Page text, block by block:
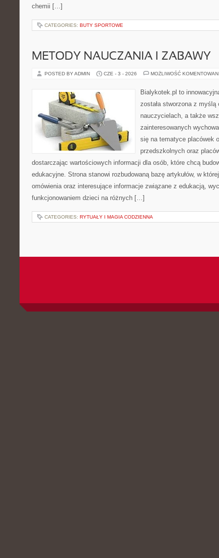
chemii […]
CATEGORIES: BUTY SPORTOWE
METODY NAUCZANIA I ZABAWY
POSTED BY ADMIN CZE - 3 - 2026 MOŻLIWOŚĆ
Bialykotek.pl to
została stworzona z
nauczycielach, a także
zainteresowanych
się na tematyce placówek
przedszkolnych oraz
dostarczając wartościowych informacji dla osób, które chcą
edukacyjne. Strona stanowi rozbudowaną bazę artykułów, w
omówienia oraz interesujące informacje związane z edukacją,
funkcjonowaniem dzieci na różnych […]
CATEGORIES: RYTUAŁY I MAGIA CODZIENNA